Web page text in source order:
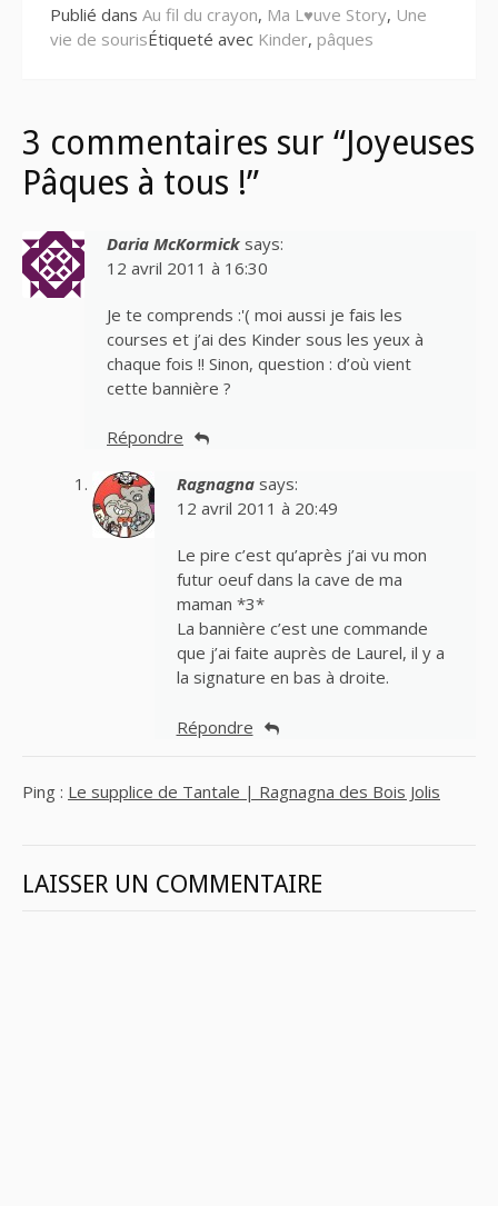
Publié dans Au fil du crayon, Ma L♥uve Story, Une
vie de sourisÉtiqueté avec Kinder, pâques
3 commentaires sur “Joyeuses
Pâques à tous !”
Daria McKormick says:
12 avril 2011 à 16:30
Je te comprends :'( moi aussi je fais les
courses et j’ai des Kinder sous les yeux à
chaque fois !! Sinon, question : d’où vient
cette bannière ?
Répondre
Ragnagna says:
12 avril 2011 à 20:49
Le pire c’est qu’après j’ai vu mon
futur oeuf dans la cave de ma
maman *3*
La bannière c’est une commande
que j’ai faite auprès de Laurel, il y a
la signature en bas à droite.
Répondre
Ping : Le supplice de Tantale | Ragnagna des Bois Jolis
LAISSER UN COMMENTAIRE